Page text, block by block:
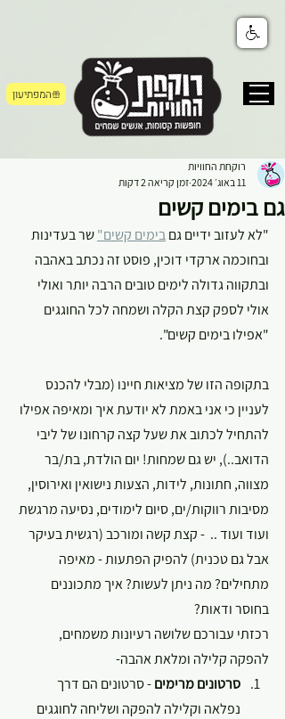
המפתיעון
גם בימים קשים
רוקחת החוויות
11 באוג׳ 2024
זמן קריאה 2 דקות
"לא לעזוב ידיים גם בימים קשים" שר בעדינות
ובחוכמה ארקדי דוכין, פוסט זה נכתב באהבה
ובתקווה גדולה לימים טובים הרבה יותר ואולי
אולי לספק קצת הקלה ושמחה לכל החוגגים
"אפילו בימים קשים".
בתקופה הזו של מציאות חיינו (מבלי להכנס
לעניין כי אני באמת לא יודעת איך ומאיפה אפילו
להתחיל לכתוב את שעל קצה קרחונו של ליבי
הדואב..), יש גם שמחות! יום הולדת, בת/בר
מצווה, חתונות, לידות, הצעות נישואין ואירוסין,
מסיבות רווקות/ים, סיום לימודים, נסיעה מרגשת
ועוד ועוד ..  - קצת קשה ומורכב (רגשית בעיקר
אבל גם טכנית) להפיק הפתעות - מאיפה
מתחילים? מה ניתן לעשות? איך מתכוננים
בחוסר ודאות?
רכזתי עבורכם שלושה רעיונות משמחים,
להפקה קלילה ומלאת אהבה-
סרטונים מרימים - סרטונים הם דרך
נפלאה וקלילה להפקה ושליחה לחוגגים